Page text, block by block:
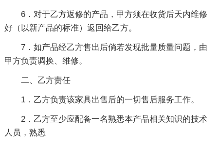
6．对于乙方返修的产品，甲方须在收货后天内维修
好（以新产品的标准）返回给乙方。
7．如产品经乙方售出后倘若发现批量质量问题，由
甲方负责调换、维修。
二、乙方责任
1．乙方负责该家具出售后的一切售后服务工作。
2．乙方至少应配备一名熟悉本产品相关知识的技术
人员，熟悉